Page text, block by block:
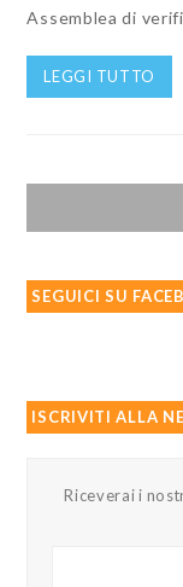
Assemblea di
LEGGI TUTTO
SEGUICI SU
ISCRIVITI ALLA
Riceverai i